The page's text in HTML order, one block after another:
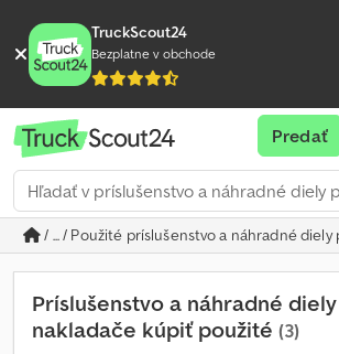
TruckScout24
Bezplatne v obchode
Predať
/ ... / Použité príslušenstvo a náhradné
Príslušenstvo a náhradné
nakladače kúpiť použité (3)